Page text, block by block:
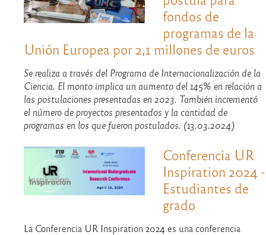
fondos de
programas de la
Unión Europea por 2,1 millones de euros
Se realiza a través del Programa de Internacionalización de la
Ciencia. El monto implica un aumento del 145% en relación a
las postulaciones presentadas en 2023. También incrementó
el número de proyectos presentados y la cantidad de
programas en los que fueron postulados. (13.03.2024)
Conferencia UR
Inspiration 2024 -
Estudiantes de
grado
La Conferencia UR Inspiration 2024 es una conferencia